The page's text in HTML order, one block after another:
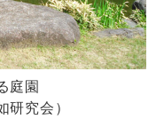
庭園
研究会）